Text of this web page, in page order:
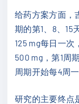
给药方案方面，
期的第1、8、15
125 mg每日一次
500 mg，第1周
周期开始每4周一
研究的主要终点